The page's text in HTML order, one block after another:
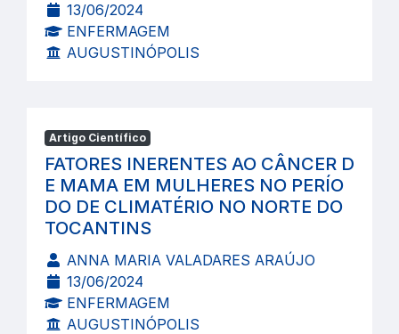
13/06/2024
ENFERMAGEM
AUGUSTINÓPOLIS
Artigo Científico
FATORES INERENTES AO CÂNCER D
E MAMA EM MULHERES NO PERÍO
DO DE CLIMATÉRIO NO NORTE DO
TOCANTINS
ANNA MARIA VALADARES ARAÚJO
13/06/2024
ENFERMAGEM
AUGUSTINÓPOLIS